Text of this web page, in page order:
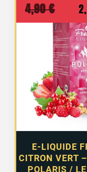
E-LIQUIDE
CITRON VERT
POLARIS /
4,90€